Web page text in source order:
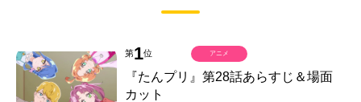
第1位
『たんプリ』第28話あらすじ＆場面
カット
アニメ